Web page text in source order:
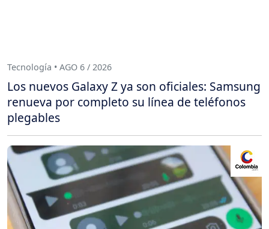
Tecnología • AGO 6 / 2026
Los nuevos Galaxy Z ya son oficiales: Samsung
renueva por completo su línea de teléfonos
plegables